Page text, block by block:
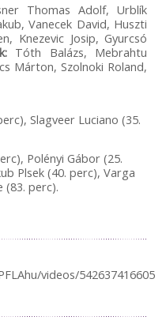
Thomas Adolf, Urblík
Vanecek David, Huszti
Knezevic Josip, Gyurcsó
Tóth Balázs, Mebrahtu
Márton, Szolnoki Roland,
Slagveer Luciano (35.
Polényi Gábor (25.
Plsek (40. perc), Varga
(83. perc).
videos/